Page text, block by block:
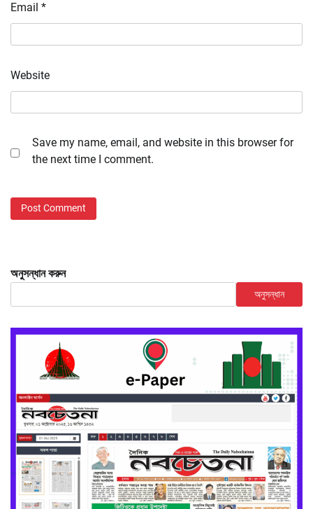
Email *
Website
Save my name, email, and website in this browser for
the next time I comment.
অনুসন্ধান করুন
অনুসন্ধান